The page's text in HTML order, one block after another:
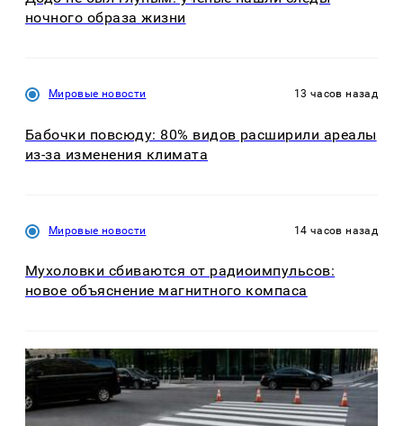
ночного образа жизни
Мировые новости 13 часов назад
Бабочки повсюду: 80% видов расширили ареалы
из-за изменения климата
Мировые новости 14 часов назад
Мухоловки сбиваются от радиоимпульсов:
новое объяснение магнитного компаса